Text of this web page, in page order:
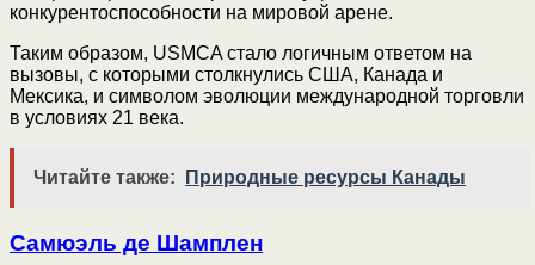
конкурентоспособности на мировой арене.
Таким образом, USMCA стало логичным ответом на
вызовы, с которыми столкнулись США, Канада и
Мексика, и символом эволюции международной торговли
в условиях 21 века.
Читайте также: Природные ресурсы Канады
Самюэль де Шамплен